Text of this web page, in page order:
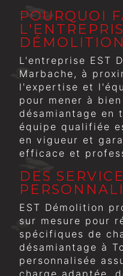
POURQUOI
L'entreprise EST
Marbache, à
l'expertise et
pour mener à
désamiantage en
équipe qualifiée
en vigueur et
efficace et
DES
EST Démolition
sur mesure pour
spécifiques de
désamiantage à
personnalisée
charge adaptée,